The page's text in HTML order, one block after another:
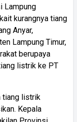
Lampung
kurangnya tiang
Anyar,
Lampung Timur,
berupaya
listrik ke PT
tiang listrik
Kepala